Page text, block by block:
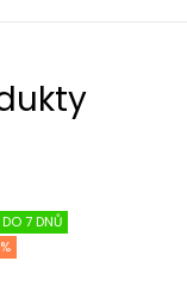
7 DNŮ